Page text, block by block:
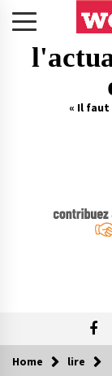
« Il
Home lire